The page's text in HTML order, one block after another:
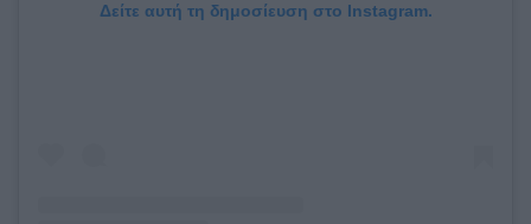
Δείτε αυτή τη δημοσίευση στο Instagram.